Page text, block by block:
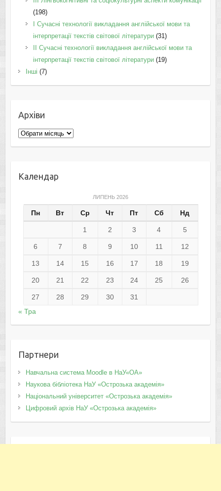
(198)
I Cучасні технології викладання англійської мови та
інтерпретації текстів світової літератури(31)
II Cучасні технології викладання англійської мови та
інтерпретації текстів світової літератури(19)
Інші (7)
Архіви
Архіви
Календар
ЛИПЕНЬ 2026
Пн Вт Ср Чт Пт Сб Нд
1 2 3 4 5
6 7 8 9 10 11 12
13 14 15 16 17 18 19
20 21 22 23 24 25 26
27 28 29 30
31
« Тра
Партнери
Навчальна система Moodle в НаУ«ОА»
Наукова бібліотека НаУ «Острозька академія»
Національний університет «Острозька академія»
Цифровий архів НаУ «Острозька академія»